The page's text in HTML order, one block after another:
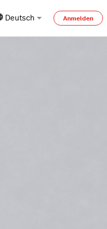
Deutsch Anmelden